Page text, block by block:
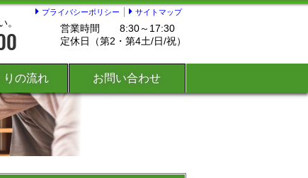
プライバシーポリシー サイトマップ
。 営業時間
8:30～17:30
定休日（第2・第4土/日/祝）
りの流れ お問い合わせ